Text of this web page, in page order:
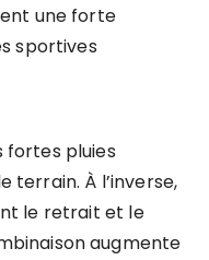
une forte
sportives
fortes pluies
À l’inverse,
le retrait et le
augmente